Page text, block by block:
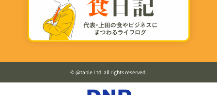
©️ @table Ltd. all rights reserved.